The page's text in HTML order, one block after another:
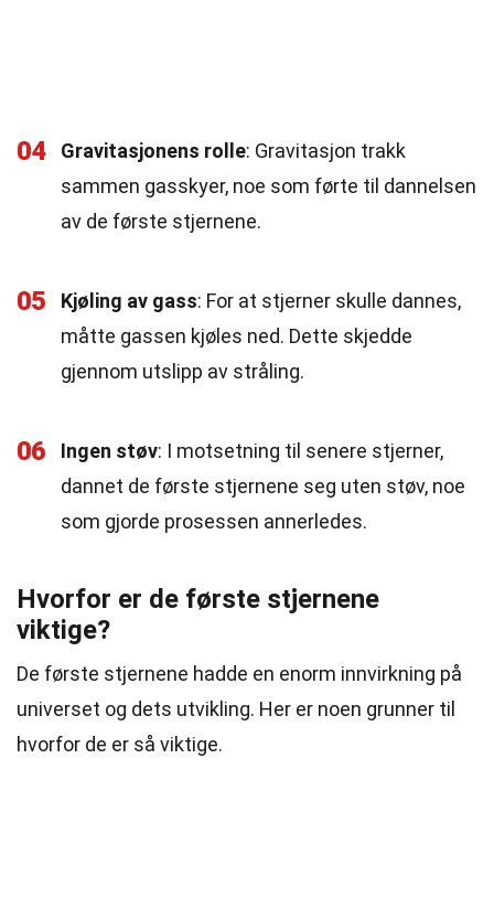
04 Gravitasjonens rolle: Gravitasjon trakk
sammen gasskyer, noe som førte til dannelsen
av de første stjernene.
05 Kjøling av gass: For at stjerner skulle dannes,
måtte gassen kjøles ned. Dette skjedde
gjennom utslipp av stråling.
06 Ingen støv: I motsetning til senere stjerner,
dannet de første stjernene seg uten støv, noe
som gjorde prosessen annerledes.
Hvorfor er de første stjernene
viktige?
De første stjernene hadde en enorm innvirkning på
universet og dets utvikling. Her er noen grunner til
hvorfor de er så viktige.